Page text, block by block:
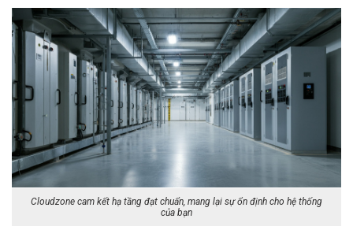
Cloudzone cam kết hạ tầng đạt chuẩn, mang lại sự ổn định cho hệ thống
của bạn